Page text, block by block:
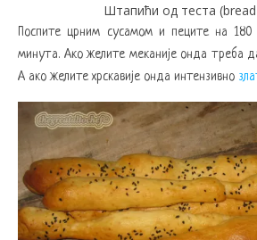
Штапићи од теста
Поспите црним сусамом и пеците на
минута. Ако желите меканије онда треба
А ако желите хрскавије онда интензивно